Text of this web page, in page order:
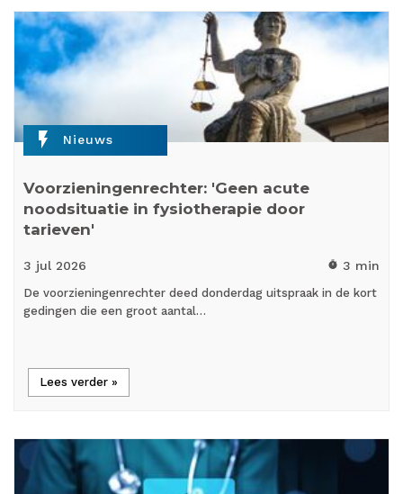
flash_on Nieuws
Voorzieningenrechter: 'Geen acute
noodsituatie in fysiotherapie door
tarieven'
3 jul 2026 timer 3 min
De voorzieningenrechter deed donderdag uitspraak in de kort
gedingen die een groot aantal…
Lees verder »